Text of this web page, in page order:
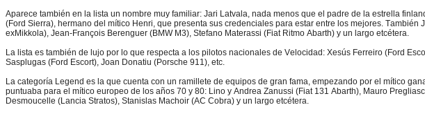
Aparece también en la lista un nombre muy familiar: Jari Latvala, nada menos que el padre de la estrella
(Ford Sierra), hermano del mítico Henri, que presenta sus credenciales para estar entre los mejores.
exMikkola), Jean-François Berenguer (BMW M3), Stefano Materassi (Fiat Ritmo Abarth) y un largo etcétera.
La lista es también de lujo por lo que respecta a los pilotos nacionales de Velocidad: Xesús Ferreiro (Ford
Sasplugas (Ford Escort), Joan Donatiu (Porsche 911), etc.
La categoría Legend es la que cuenta con un ramillete de equipos de gran fama, empezando por el mítico
puntuaba para el mítico europeo de los años 70 y 80: Lino y Andrea Zanussi (Fiat 131 Abarth), Mauro
Desmoucelle (Lancia Stratos), Stanislas Machoir (AC Cobra) y un largo etcétera.